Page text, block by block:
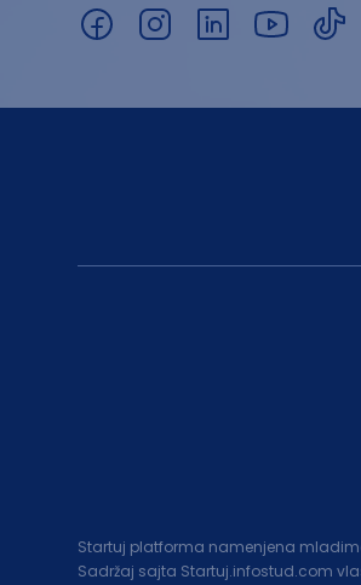
Startuj platforma namenjena
Sadržaj sajta Startuj.infostud.com